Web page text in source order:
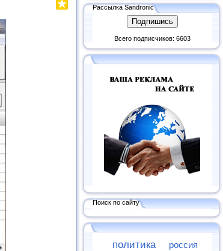
Рассылка Sandronic
Всего подписчиков: 6603
Поиск по сайту
политика россия